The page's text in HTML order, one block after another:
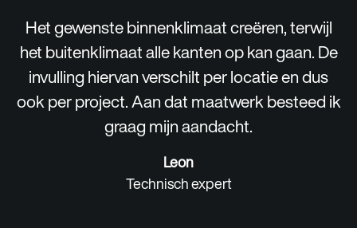
Het gewenste binnenklimaat creëren, terwijl
het buitenklimaat alle kanten op kan gaan. De
invulling hiervan verschilt per locatie en dus
ook per project. Aan dat maatwerk besteed ik
graag mijn aandacht.
Leon
Technisch expert